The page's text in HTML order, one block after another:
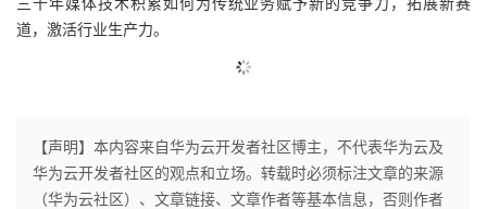
道，激活行业生产力。
【声明】本内容来自华为云开发者社区博主，不代表华为云及
华为云开发者社区的观点和立场。转载时必须标注文章的来源
（华为云社区）、文章链接、文章作者等基本信息，否则作者